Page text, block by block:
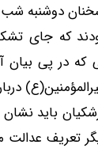
سخنان
فرمودند که
که در پی
باید
تعریف